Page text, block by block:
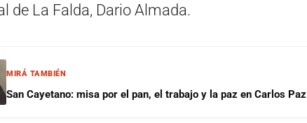
de La Falda, Dario Almada.
MIRÁ TAMBIÉN
San Cayetano: misa por el pan, el trabajo y la paz en Carlos Paz